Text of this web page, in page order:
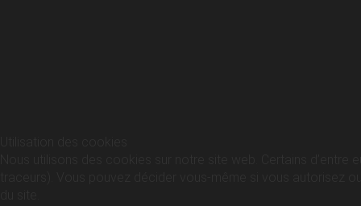
Nous utilisons des cookies sur notre site web. Certains
traceurs). Vous pouvez décider vous-même si vous autorisez